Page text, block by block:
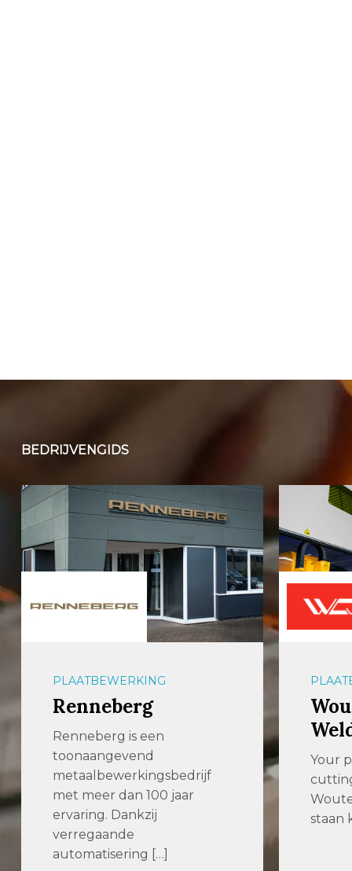
BEDRIJVENGIDS
PLAATBEWERKING
Renneberg
Renneberg is een
toonaangevend
metaalbewerkingsbedrijf
met meer dan 100 jaar
ervaring. Dankzij
verregaande
automatisering […]
Your
staan